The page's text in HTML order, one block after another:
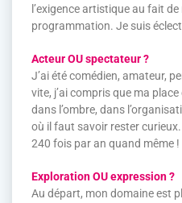
l’exigence artistique au fait
programmation. Je suis
Acteur OU spectateur ?
J’ai été comédien, amateur,
vite, j’ai compris que ma
dans l’ombre, dans
où il faut savoir rester
240 fois par an quand même !
Exploration OU expression ?
Au départ, mon domaine est